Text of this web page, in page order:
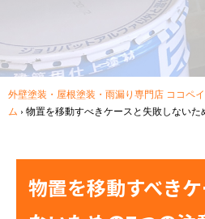
外壁塗装・屋根塗装・雨漏り専門店 ココペ
ム › 物置を移動すべきケースと失敗しないた
物置を移動すべき